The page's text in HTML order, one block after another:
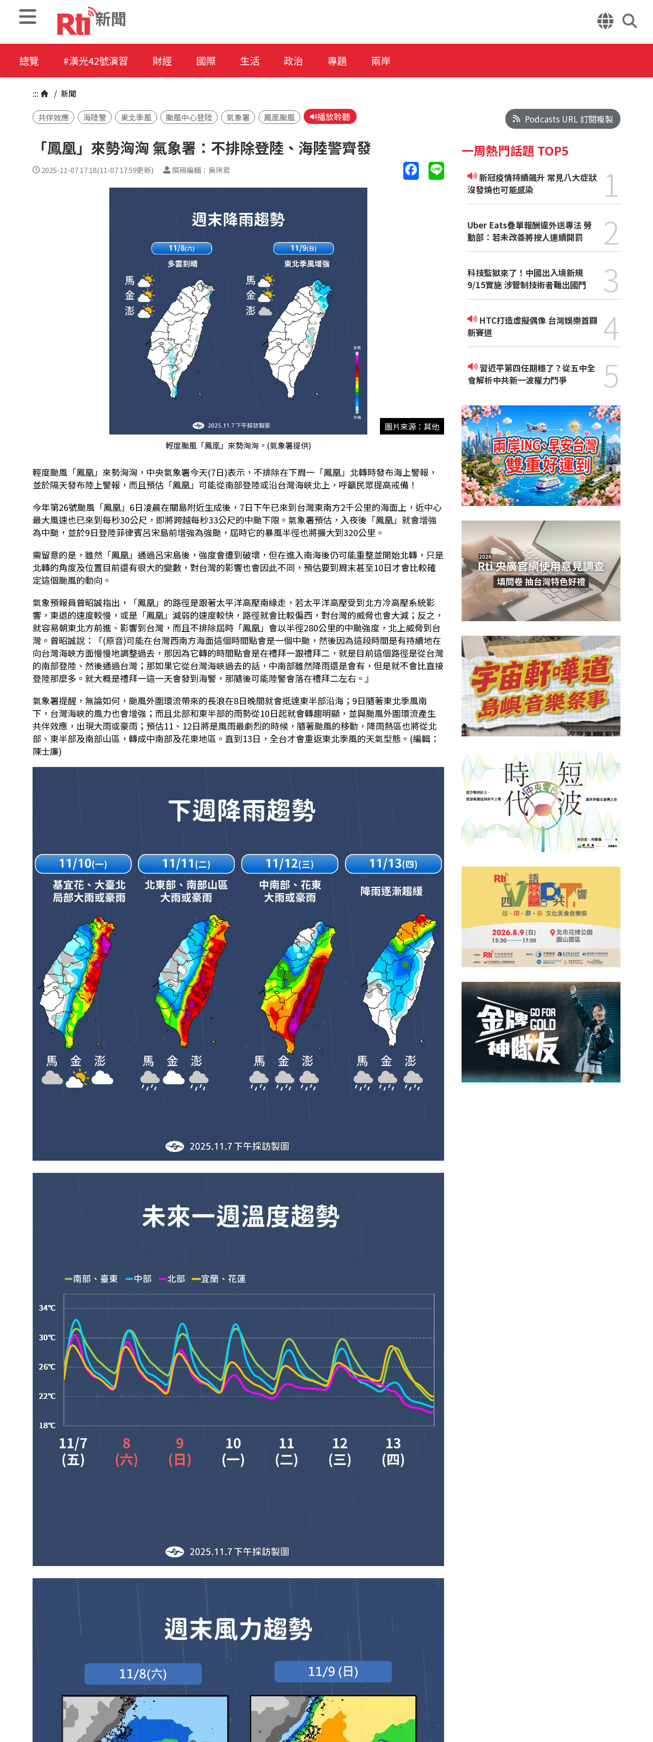
新聞
總覽 #漢光42號演習 財經 國際 生活 政治 專題 兩岸
::: / 新聞
共伴效應 海陸警 東北季風 颱風中心登陸 氣象署 鳳凰颱風 播放聆聽
「鳳凰」來勢洶洶 氣象署：不排除登陸、海陸警齊發
2025-11-07 17:18(11-07 17:59更新) 撰稿編輯：吳琍君
圖片來源：其他
輕度颱風「鳳凰」來勢洶洶。(氣象署提供)
輕度颱風「鳳凰」來勢洶洶，中央氣象署今天(7日)表示，不排除在下周一「鳳凰」北轉時發布海上警報，
並於隔天發布陸上警報，而且預估「鳳凰」可能從南部登陸或沿台灣海峽北上，呼籲民眾提高戒備！
今年第26號颱風 「鳳凰」 6日凌晨在關島附近生成後， 7日下午已來到台灣東南方2千公里的海面上，近中心
最大風速也已來到每秒30公尺，即將跨越每秒33公尺的中颱下限。氣象署預估，入夜後「鳳凰」就會增強
為中颱，並於9日登陸菲律賓呂宋島前增強為強颱，屆時它的暴風半徑也將擴大到320公里。
需留意的是，雖然「鳳凰」通過呂宋島後，強度會遭到破壞，但在進入南海後仍可能重整並開始北轉，只是
北轉的角度及位置目前還有很大的變數，對台灣的影響也會因此不同，預估要到周末甚至10日才會比較確
定這個颱風的動向。
氣象預報員曾昭誠指出，
「鳳凰」的路徑是跟著太平洋高壓南緣走，若太平洋高壓受到北方冷高壓系統影
響，東退的速度較慢，或是 「鳳凰」減弱的速度較快， 路徑就會比較偏西，對台灣的威脅也會大減；反之，
就容易朝東北方前進、影響到台灣， 而且不排除屆時「鳳凰」會以半徑280公里的中颱強度，北上威脅到台
灣。 曾昭誠說：『(原音)可能在台灣西南方海面這個時間點會是一個中颱，然後因為這段時間是有持續地在
向台灣海峽方面慢慢地調整過去，那因為它轉的時間點會是在禮拜一跟禮拜二，就是目前這個路徑是從台灣
的南部登陸、然後通過台灣；那如果它從台灣海峽過去的話，中南部雖然降雨還是會有，但是就不會比直接
登陸那麼多。就大概是禮拜一這一天會發到海警，那隨後可能陸警會落在禮拜二左右。』
氣象署提醒，無論如何，颱風外圍環流帶來的長浪在8日晚間就會抵達東半部沿海； 9日隨著東北季風南
下，台灣海峽的風力也會增強；而且北部和東半部的雨勢從10日起就會轉趨明顯，並與颱風外圍環流產生
共伴效應，出現大雨或豪雨；預估11 、 12日將是風雨最劇烈的時候，隨著颱風的移動，降雨熱區也將從北
部、東半部及南部山區，轉成中南部及花東地區。直到13日，全台才會重返東北季風的天氣型態。(編輯：
陳士廉)
Podcasts URL 訂閱複製
一周熱門話題 TOP5
新冠疫情持續飆升 常見八大症狀
沒發燒也可能感染
1
Uber Eats疊單報酬違外送專法 勞
動部：若未改善將按人連續開罰
2
科技監獄來了！中國出入境新規
9/15實施 涉管制技術者難出國門
3
新賽道
4
習近平第四任期穩了？從五中全
會解析中共新一波權力鬥爭
5